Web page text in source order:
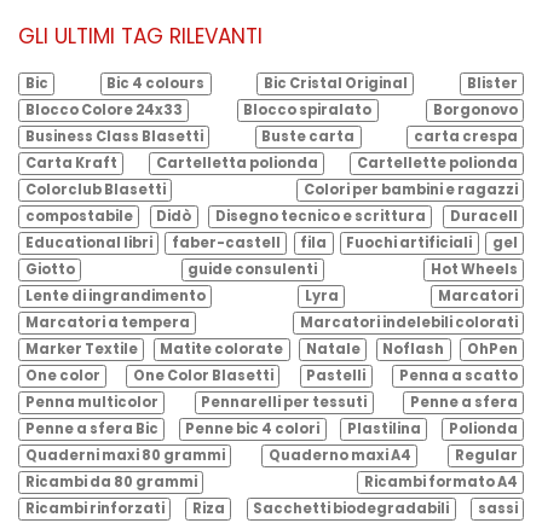
GLI ULTIMI TAG RILEVANTI
Bic Bic 4 colours Bic Cristal Original
Blister
Blocco Colore 24x33
Blocco spiralato
Borgonovo
Business Class Blasetti
Buste carta
carta crespa
Carta Kraft
Cartelletta polionda
Cartellette polionda
Colorclub Blasetti
Colori per bambini e ragazzi
compostabile
Didò Disegno tecnico e scrittura
Duracell
Educational libri
faber-castell fila Fuochi artificiali
gel
Giotto
guide consulenti
Hot Wheels
Lente di ingrandimento
Lyra
Marcatori
Marcatori a tempera
Marcatori indelebili colorati
Marker Textile
Matite colorate Natale Noflash
OhPen
One color
One Color Blasetti Pastelli
Penna a scatto
Penna multicolor
Pennarelli per tessuti
Penne a sfera
Penne a sfera Bic
Penne bic 4 colori Plastilina
Polionda
Quaderni maxi 80 grammi
Quaderno maxi A4
Regular
Ricambi da 80 grammi
Ricambi formato A4
Ricambi rinforzati
Riza Sacchetti biodegradabili
sassi